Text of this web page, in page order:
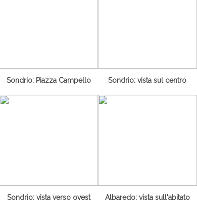
Sondrio: Piazza Campello Sondrio: vista sul centro
Sondrio: vista verso ovest Albaredo: vista sull'abitato